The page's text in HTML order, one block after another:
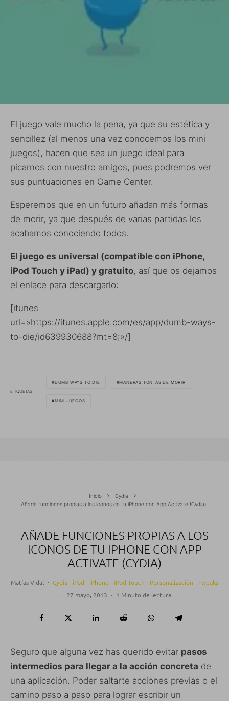
El juego vale mucho la pena, ya que su estética y
sencillez (al menos una vez conocemos los mini
juegos), hacen que sea un juego ideal para
picarnos con nuestro amigos, pues podremos ver
sus puntuaciones en Game Center.
Esperemos que en un futuro añadan más formas
de morir, ya que después de varias partidas los
acabamos conociendo todos.
El juego es universal (compatible con iPhone,
iPod Touch y iPad) y gratuito, así que os dejamos
el enlace para descargarlo:
[itunes
url=»https://itunes.apple.com/es/app/dumb-ways-
to-die/id639930688?mt=8¡»/]
ETIQUETAS
DUMB WAYS TO DIE MANERAS TONTAS DE MORIR
MINI JUEGOS
Inicio
Cydia
Añade funciones propias a los iconos de tu iPhone con App Activate (Cydia)
AÑADE FUNCIONES PROPIAS A LOS
ICONOS DE TU IPHONE CON APP
ACTIVATE (CYDIA)
Matías Vidal · Cydia iPad iPhone iPod Touch Personalización
Tweaks
· 27 mayo, 2013 · 1 Minuto de lectura
Seguro que alguna vez has querido evitar pasos
intermedios para llegar a la acción concreta de
una aplicación. Poder saltarte acciones previas o el
camino paso a paso para lograr escribir un